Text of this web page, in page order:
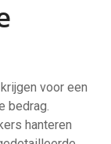
voor een
bedrag.
hanteren